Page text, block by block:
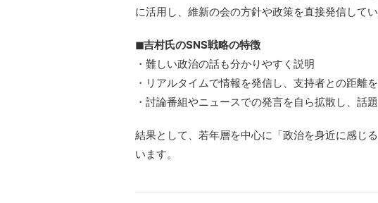
に活用し、維新の会の方針や政策を直接発信してい
◼︎吉村氏のSNS戦略の特徴
・難しい政治の話も分かりやすく説明
・リアルタイムで情報を発信し、支持者との距離
・討論番組やニュースでの発言を自ら拡散し、話
結果として、若年層を中心に「政治を身近に感じ
います。